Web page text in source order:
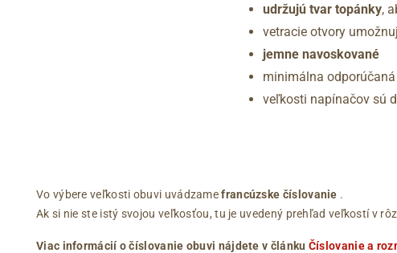
udržujú tvar topánky,
vetracie otvory
jemne navoskované
minimálna
veľkosti napínačov sú
Vo výbere veľkosti obuvi uvádzamefrancúzske číslovanie .
Ak si nie ste istý svojou veľkosťou, tu je uvedený prehľad veľkostí v
Viac informácií o číslovanie obuvi nájdete v článku Číslovanie a